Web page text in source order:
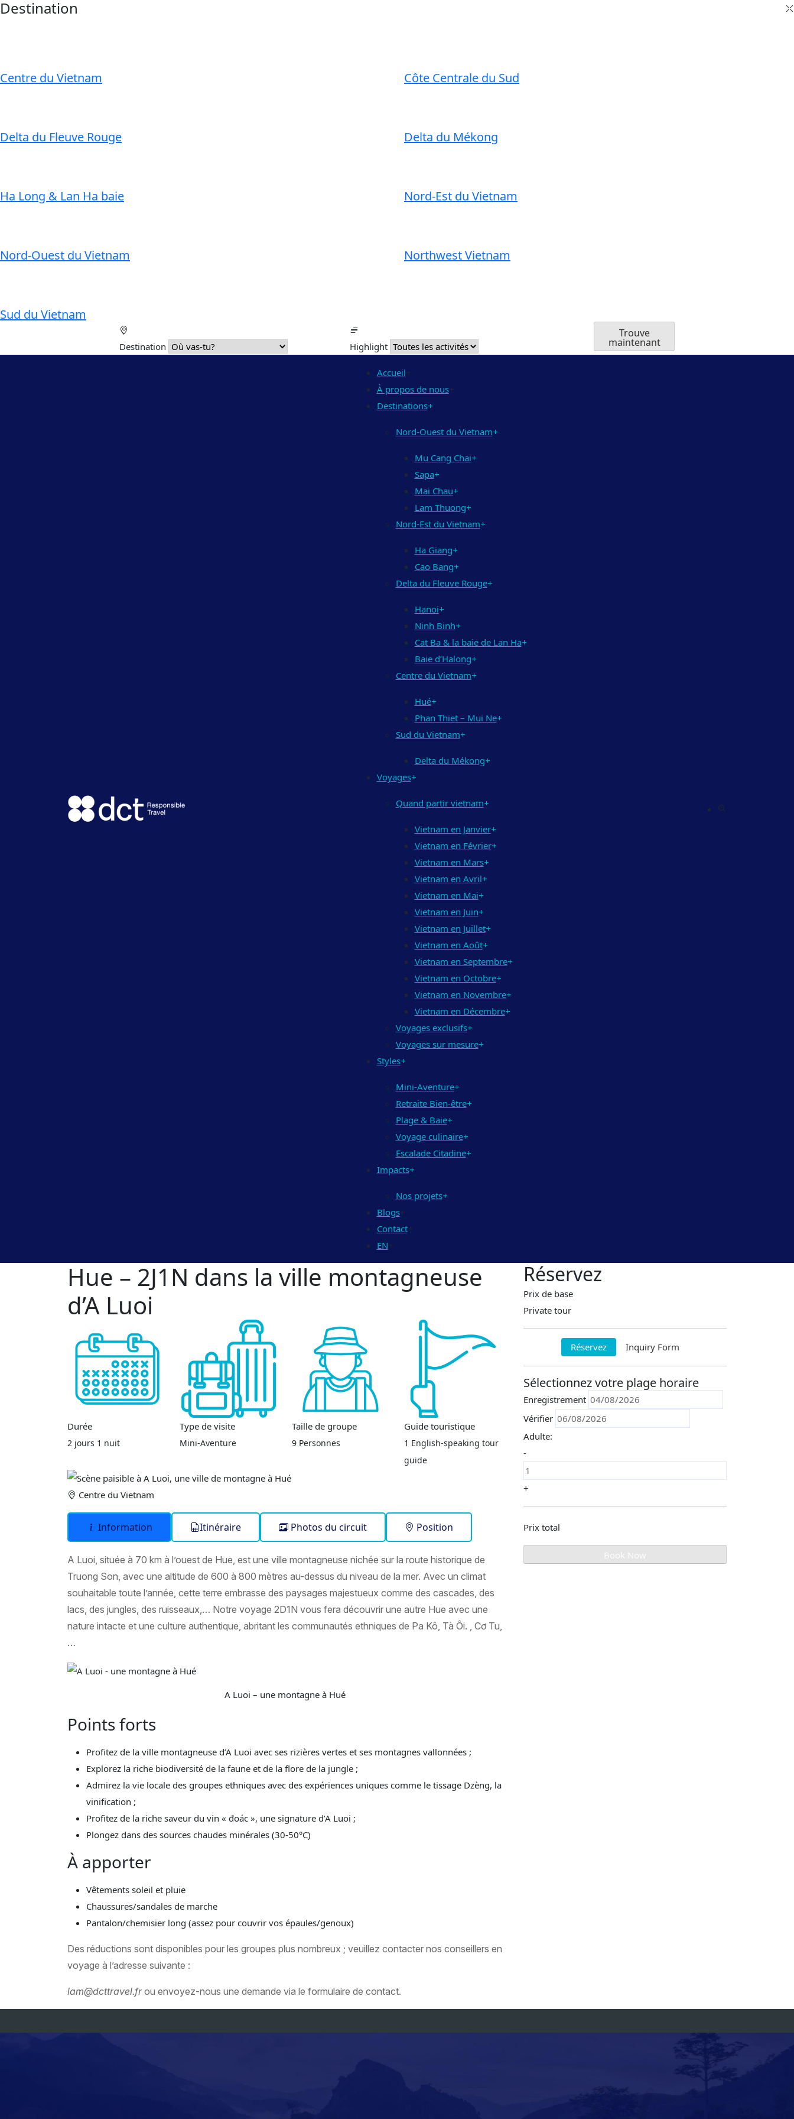
Destination
Centre du Vietnam Côte Centrale du Sud
Delta du Fleuve Rouge Delta du Mékong
Ha Long & Lan Ha baie Nord-Est du Vietnam
Nord-Ouest du Vietnam Northwest Vietnam
Sud du Vietnam
Destination Highlight
Trouve
maintenant
Accueil+
À propos de nous+
Destinations+
Nord-Ouest du Vietnam+
Mu Cang Chai+
Sapa+
Mai Chau+
Lam Thuong+
Nord-Est du Vietnam+
Ha Giang+
Cao Bang+
Delta du Fleuve Rouge+
Hanoi+
Ninh Binh+
Cat Ba & la baie de Lan Ha+
Baie d’Halong+
Centre du Vietnam+
Hué+
Phan Thiet – Mui Ne+
Sud du Vietnam+
Delta du Mékong+
Voyages+
Quand partir vietnam+
Vietnam en Janvier+
Vietnam en Février+
Vietnam en Mars+
Vietnam en Avril+
Vietnam en Mai+
Vietnam en Juin+
Vietnam en Juillet+
Vietnam en Août+
Vietnam en Septembre+
Vietnam en Octobre+
Vietnam en Novembre+
Vietnam en Décembre+
Voyages exclusifs+
Voyages sur mesure+
Styles+
Mini-Aventure+
Retraite Bien-être+
Plage & Baie+
Voyage culinaire+
Escalade Citadine+
Impacts+
Nos projets+
Blogs+
Contact+
EN+
Hue – 2J1N dans la ville montagneuse
d’A Luoi
Durée
2 jours 1 nuit
Type de visite
Mini-Aventure
Taille de groupe
9 Personnes
Guide touristique
1 English-speaking tour
guide
Centre du Vietnam
Information Itinéraire Photos du circuit Position
A Luoi, située à 70 km à l’ouest de Hue, est une ville montagneuse nichée sur la route historique de
Truong Son, avec une altitude de 600 à 800 mètres au-dessus du niveau de la mer. Avec un climat
souhaitable toute l’année, cette terre embrasse des paysages majestueux comme des cascades, des
lacs, des jungles, des ruisseaux,… Notre voyage 2D1N vous fera découvrir une autre Hue avec une
nature intacte et une culture authentique, abritant les communautés ethniques de Pa Kô, Tà Ôi. , Cơ Tu,
…
A Luoi – une montagne à Hué
Points forts
Profitez de la ville montagneuse d’A Luoi avec ses rizières vertes et ses montagnes vallonnées ;
Explorez la riche biodiversité de la faune et de la flore de la jungle ;
Admirez la vie locale des groupes ethniques avec des expériences uniques comme le tissage Dzèng, la
vinification ;
Profitez de la riche saveur du vin « đoác », une signature d’A Luoi ;
Plongez dans des sources chaudes minérales (30-50°C)
À apporter
Vêtements soleil et pluie
Chaussures/sandales de marche
Pantalon/chemisier long (assez pour couvrir vos épaules/genoux)
Des réductions sont disponibles pour les groupes plus nombreux ; veuillez contacter nos conseillers en
voyage à l’adresse suivante :
lam@dcttravel.fr ou envoyez-nous une demande via le formulaire de contact.
Réservez
Prix de base
Private tour
Réservez Inquiry Form
Sélectionnez votre plage horaire
Enregistrement
Vérifier
Adulte:
-
+
Prix total
Book Now